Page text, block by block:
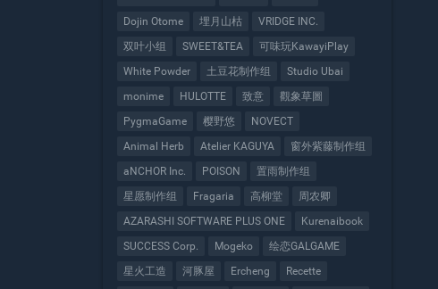
Dojin Otome
埋月山枯
VRIDGE INC.
双叶小组
SWEET&TEA
可味玩KawayiPlay
White Powder
土豆花制作组
Studio Ubai
monime
HULOTTE 致意
觀象草圖
PygmaGame
樱野悠
NOVECT
Animal Herb
Atelier KAGUYA
窗外紫藤制作组
aNCHOR Inc.
POISON
置雨制作组
星愿制作组
Fragaria 高柳堂
周农卿
AZARASHI SOFTWARE PLUS ONE
Kurenaibook
SUCCESS Corp.
Mogeko
绘恋GALGAME
星火工造
河豚屋 Ercheng
Recette